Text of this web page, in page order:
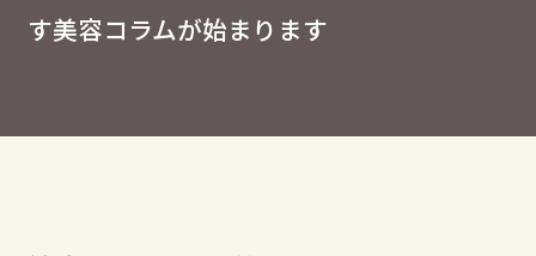
す美容コラムが始まります